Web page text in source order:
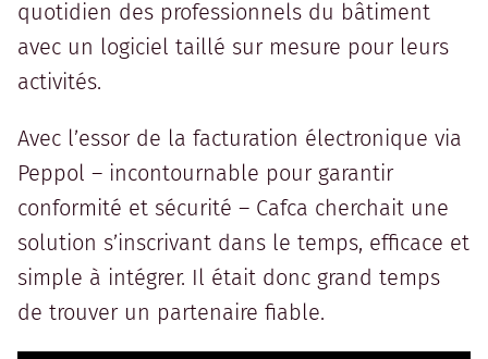
quotidien des professionnels du bâtiment
avec un logiciel taillé sur mesure pour leurs
activités.
Avec l’essor de la facturation électronique via
Peppol – incontournable pour garantir
conformité et sécurité – Cafca cherchait une
solution s’inscrivant dans le temps, efficace et
simple à intégrer. Il était donc grand temps
de trouver un partenaire fiable.